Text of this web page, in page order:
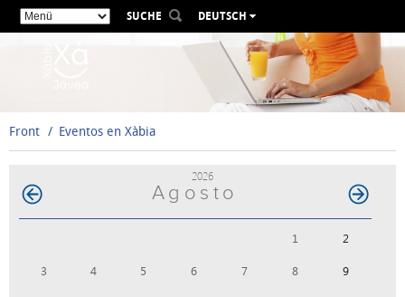
SUCHE
DEUTSCH
ESPAÑOL
VALENCIÀ
Front Eventos en Xàbia
2026
Agosto
1 2
3 4 5 6 7 8 9